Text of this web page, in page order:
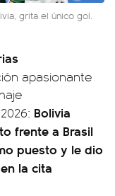
grita el único gol.
apasionante
Bolivia
frente a Brasil
puesto y le dio
la cita